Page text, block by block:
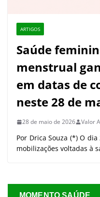
ARTIGOS
Saúde
menstrual
em datas de
neste 28 de
28 de maio de 2026 Valor
Por Drica Souza (*) O
mobilizações voltadas à